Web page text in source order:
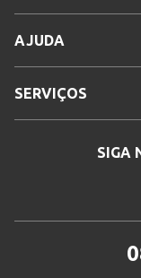
AJUDA
SERVIÇOS
SIGA